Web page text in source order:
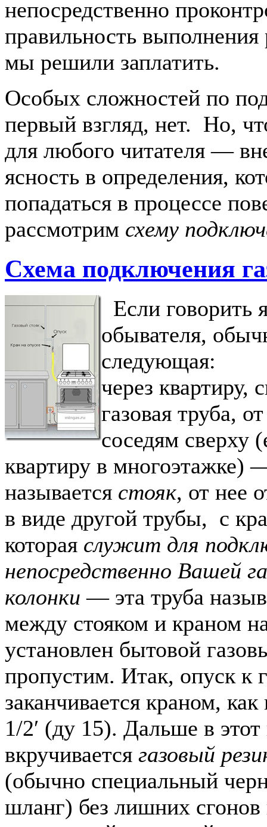
непосредственно
правильность
мы решили заплатить.
Особых сложностей по
первый взгляд, нет. Но,
для любого читателя —
ясность в определения,
попадаться в процессе
рассмотрим схему
Схема подключения
Если говорить
обывателя,
следующая:
через квартиру,
газовая труба,
соседям сверху
квартиру в многоэтажке)
называется стояк, от нее
в виде другой трубы, с
которая служит для
непосредственно Вашей
колонки — эта труба
между стояком и краном
установлен бытовой
пропустим. Итак, опуск к
заканчивается краном,
1/2′ (ду 15). Дальше в
вкручивается газовый
(обычно специальный
шланг) без лишних сгонов